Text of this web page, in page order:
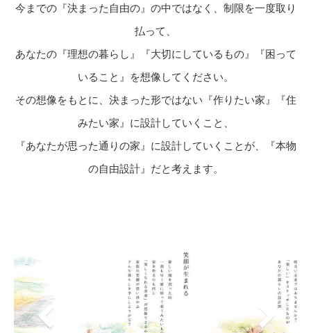
今までの『決まった自由の』の中ではなく、制限を一度取り
払って、
あなたの『理想の暮らし』『大切にしているもの』『困って
いること』を想像してください。
その想像をもとに、決まった形ではない『作りたい家』『住
みたい家』に設計していくこと、
『あなたが思った通りの家』に設計していくことが、『本物
の自由設計』だと考えます。